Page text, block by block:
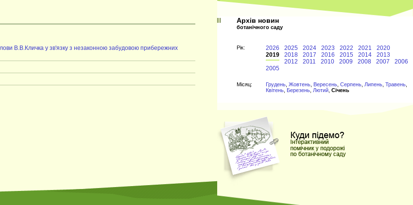
В.В.Кличка у зв'язку з незаконною забудовою прибережних
Архів новин
ботанічного саду
Рiк: 2026 2025 2024 2023 2022 2021
2020
2019
2018 2017 2016 2015 2014
2013
2012
2011 2010 2009 2008 2007
2006
2005
Мiсяц: Грудень Жовтень Вересень Серпень Липень Травень
Квітень Березень Лютий Січень